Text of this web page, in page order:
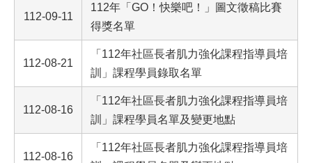
112-09-11
112年「GO！快樂吧！」圖文徵稿比賽
得獎名單
112-08-21
「112年社區長者肌力強化課程指導員培
訓」課程學員錄取名單
112-08-16
「112年社區長者肌力強化課程指導員培
訓」課程學員名單及變更地點
112-08-16
「112年社區長者肌力強化課程指導員培